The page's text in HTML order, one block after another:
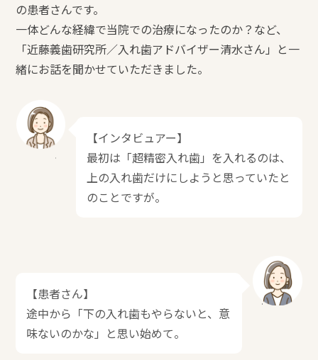
の患者さんです。
一体どんな経緯で当院での治療になったのか？など、
「近藤義歯研究所／入れ歯アドバイザー清水さん」と一
緒にお話を聞かせていただきました。
【インタビュアー】
最初は「超精密入れ歯」を入れるのは、
上の入れ歯だけにしようと思っていたと
のことですが。
【患者さん】
途中から「下の入れ歯もやらないと、意
味ないのかな」と思い始めて。